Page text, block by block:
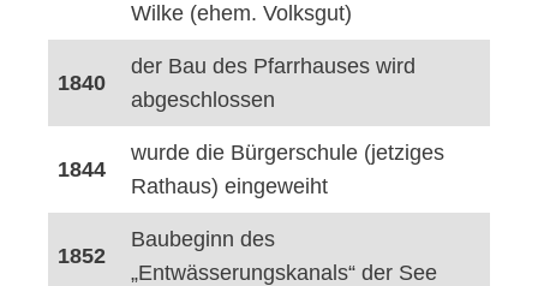
Wilke (ehem. Volksgut)
1840
der Bau des Pfarrhauses wird
abgeschlossen
1844
wurde die Bürgerschule (jetziges
Rathaus) eingeweiht
1852
Baubeginn des
„Entwässerungskanals“ der See